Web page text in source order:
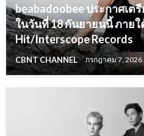
beabadoobee ประกาศเต
ในวันที่ 18 กันยายนนี้ ภาย
Hit/Interscope Records
CBNT CHANNEL กรกฎาคม 7, 2026